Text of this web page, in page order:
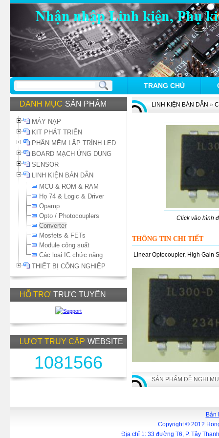
TRANG CHỦ
DANH MỤC SẢN PHẨM
MÁY NẠP
KIT PHÁT TRIỂN
PHẦN MỀM LẬP TRÌNH LED
BOARD MẠCH ỨNG DỤNG
SENSOR
LINH KIỆN BÁN DẪN
MCU & ROM & RAM
Họ 74 & Logic & Driver
Opamp
Opto / Photocouplers
Converter
Mosfets & FETs
Module công suất
Các loại IC chức năng
THIẾT BỊ CÔNG NGHIỆP
HỖ TRỢ TRỰC TUYẾN
LƯỢT TRUY CẬP WEBSITE
1081566
LINH KIỆN BÁN DẪN »
Click vào hình
THÔNG TIN CHI TIẾT
Linear Optocoupler, High Gain
SẢN PHẨM ĐỀ NGHỊ
Bản
Copyright © 2012
Địa chỉ 1: 33 đường T6, P. Tây